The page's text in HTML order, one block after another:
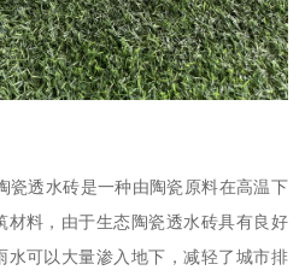
瓷透水砖是一种由陶瓷原料在高温下
材料，由于生态陶瓷透水砖具有良好
水可以大量渗入地下，减轻了城市排